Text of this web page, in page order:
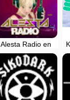
Alesta Radio en
vivo - Manchay,
Lima